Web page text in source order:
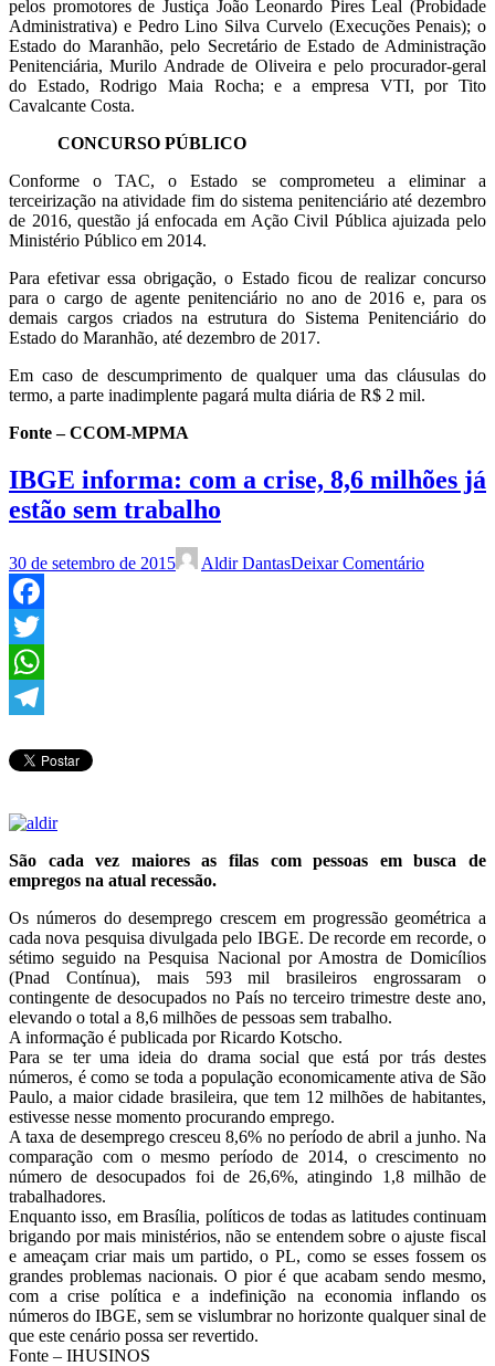
pelos promotores de Justiça João Leonardo Pires Leal (Probidade
Administrativa) e Pedro Lino Silva Curvelo (Execuções Penais); o
Estado do Maranhão, pelo Secretário de Estado de Administração
Penitenciária, Murilo Andrade de Oliveira e pelo procurador-geral
do Estado, Rodrigo Maia Rocha; e a empresa VTI, por Tito
Cavalcante Costa.
CONCURSO PÚBLICO
Conforme o TAC, o Estado se comprometeu a eliminar a
terceirização na atividade fim do sistema penitenciário até dezembro
de 2016, questão já enfocada em Ação Civil Pública ajuizada pelo
Ministério Público em 2014.
Para efetivar essa obrigação, o Estado ficou de realizar concurso
para o cargo de agente penitenciário no ano de 2016 e, para os
demais cargos criados na estrutura do Sistema Penitenciário do
Estado do Maranhão, até dezembro de 2017.
Em caso de descumprimento de qualquer uma das cláusulas do
termo, a parte inadimplente pagará multa diária de R$ 2 mil.
Fonte –CCOM-MPMA
IBGE informa: com a crise, 8,6 milhões já
estão sem trabalho
30 de setembro de 2015 Aldir DantasDeixar Comentário
Facebook
Twitter
WhatsApp
São cada vez maiores as filas com pessoas em busca de
empregos na atual recessão.
Os números do desemprego crescem em progressão geométrica a
cada nova pesquisa divulgada pelo IBGE. De recorde em recorde, o
sétimo seguido na Pesquisa Nacional por Amostra de Domicílios
(Pnad Contínua), mais 593 mil brasileiros engrossaram o
contingente de desocupados no País no terceiro trimestre deste ano,
elevando o total a 8,6 milhões de pessoas sem trabalho.
A informação é publicada por Ricardo Kotscho.
Para se ter uma ideia do drama social que está por trás destes
números, é como se toda a população economicamente ativa de São
Paulo, a maior cidade brasileira, que tem 12 milhões de habitantes,
estivesse nesse momento procurando emprego.
A taxa de desemprego cresceu 8,6% no período de abril a junho. Na
comparação com o mesmo período de 2014, o crescimento no
número de desocupados foi de 26,6%, atingindo 1,8 milhão de
trabalhadores.
Enquanto isso, em Brasília, políticos de todas as latitudes continuam
brigando por mais ministérios, não se entendem sobre o ajuste fiscal
e ameaçam criar mais um partido, o PL, como se esses fossem os
grandes problemas nacionais. O pior é que acabam sendo mesmo,
com a crise política e a indefinição na economia inflando os
números do IBGE, sem se vislumbrar no horizonte qualquer sinal de
que este cenário possa ser revertido.
Fonte – IHUSINOS